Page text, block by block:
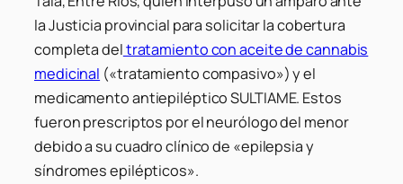
la Justicia provincial para solicitar la cobertura
completa deltratamiento con aceite de cannabis
medicinal («tratamiento compasivo») y el
medicamento antiepiléptico SULTIAME. Estos
fueron prescriptos por el neurólogo del menor
debido a su cuadro clínico de «epilepsia y
síndromes epilépticos».